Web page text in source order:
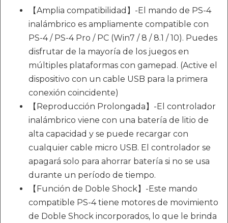
【Amplia compatibilidad】-El mando de PS-4
inalámbrico es ampliamente compatible con
PS-4 / PS-4 Pro / PC (Win7 / 8 / 8.1 / 10). Puedes
disfrutar de la mayoría de los juegos en
múltiples plataformas con gamepad. (Active el
dispositivo con un cable USB para la primera
conexión coincidente)
【Reproducción Prolongada】-El controlador
inalámbrico viene con una batería de litio de
alta capacidad y se puede recargar con
cualquier cable micro USB. El controlador se
apagará solo para ahorrar batería si no se usa
durante un período de tiempo.
【Función de Doble Shock】-Este mando
compatible PS-4 tiene motores de movimiento
de Doble Shock incorporados, lo que le brinda